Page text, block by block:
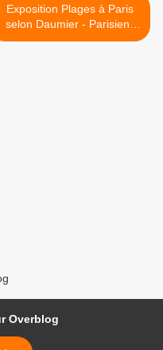
Exposition Plages à Paris
selon Daumier - Parisiens
en Seine d'hier à
Overblog